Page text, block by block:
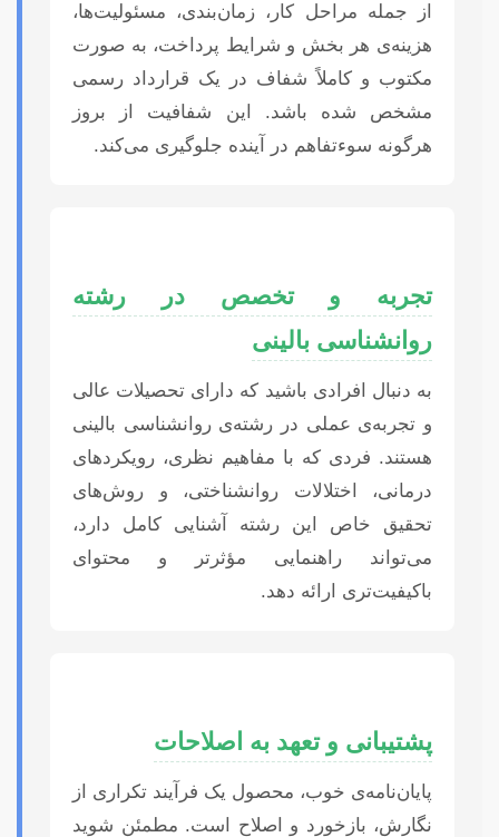
از جمله مراحل کار، زمان‌بندی، مسئولیت‌ها،
هزینه‌ی هر بخش و شرایط پرداخت، به صورت
مکتوب و کاملاً شفاف در یک قرارداد رسمی
مشخص شده باشد. این شفافیت از بروز
هرگونه سوءتفاهم در آینده جلوگیری می‌کند.
تجربه و تخصص در رشته
روانشناسی بالینی
به دنبال افرادی باشید که دارای تحصیلات عالی
و تجربه‌ی عملی در رشته‌ی روانشناسی بالینی
هستند. فردی که با مفاهیم نظری، رویکردهای
درمانی، اختلالات روانشناختی، و روش‌های
تحقیق خاص این رشته آشنایی کامل دارد،
می‌تواند راهنمایی مؤثرتر و محتوای
باکیفیت‌تری ارائه دهد.
پشتیبانی و تعهد به اصلاحات
پایان‌نامه‌ی خوب، محصول یک فرآیند تکراری از
نگارش، بازخورد و اصلاح است. مطمئن شوید